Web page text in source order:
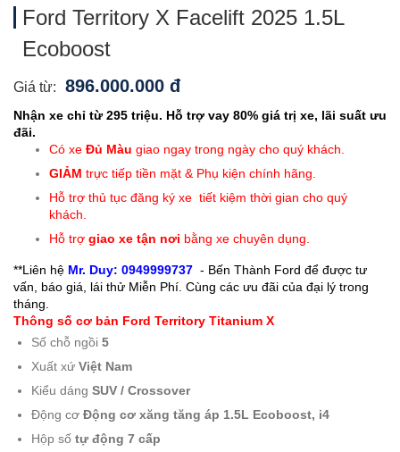
Ford Territory X Facelift 2025 1.5L
Ecoboost
Giá từ: 896.000.000 đ
Nhận xe chỉ từ 295 triệu. Hỗ trợ vay 80% giá trị xe, lãi suất ưu
đãi.
Có xe Đủ Màu giao ngay trong ngày cho quý khách.
GIẢM trực tiếp tiền mặt & Phụ kiện chính hãng.
Hỗ trợ thủ tục đăng ký xe tiết kiệm thời gian cho quý
khách.
Hỗ trợ giao xe tận nơi bằng xe chuyên dụng.
**Liên hệ Mr. Duy: 0949999737 - Bến Thành Ford để được tư
vấn, báo giá, lái thử Miễn Phí. Cùng các ưu đãi của đại lý trong
tháng.
Thông số cơ bản Ford Territory Titanium X
Số chỗ ngồi 5
Xuất xứ Việt Nam
Kiểu dáng SUV / Crossover
Động cơ Động cơ xăng tăng áp 1.5L Ecoboost, i4
Hộp số tự động 7 cấp